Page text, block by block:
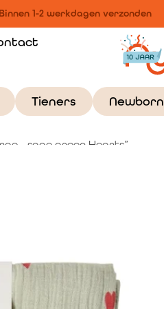
Binnen 1-2 werkdagen verzonden
Tieners Newborn
– sage green Hearts”